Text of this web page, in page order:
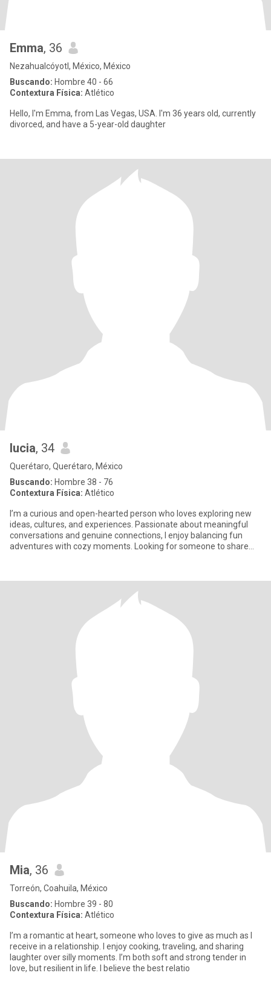
Emma, 36
Nezahualcóyotl, México, México
Buscando: Hombre 40 - 66
Contextura Física: Atlético
Hello, I'm Emma, ​​from Las Vegas, USA. I'm 36 years old, currently
divorced, and have a 5-year-old daughter
lucia, 34
Querétaro, Querétaro, México
Buscando: Hombre 38 - 76
Contextura Física: Atlético
I’m a curious and open-hearted person who loves exploring new
ideas, cultures, and experiences. Passionate about meaningful
conversations and genuine connections, I enjoy balancing fun
adventures with cozy moments. Looking for someone to share
Mia, 36
Torreón, Coahuila, México
Buscando: Hombre 39 - 80
Contextura Física: Atlético
I’m a romantic at heart, someone who loves to give as much as I
receive in a relationship. I enjoy cooking, traveling, and sharing
laughter over silly moments. I’m both soft and strong tender in
love, but resilient in life. I believe the best relatio